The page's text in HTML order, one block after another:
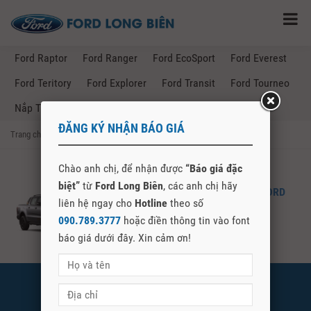
Ford Raptor Ford Ranger Ford EcoSport
Ford Everest
Ford Teritory
Ford Explorer Ford Transit
Ford Tourneo
Nắp Thùng Ford Ranger
Trang chủ Posts Tagged "giá lăn bánh ford ranger Đồng Tháp"
FORD RANGER – GIÁ LĂN BÁNH FORD
RANGER TẠI ĐỒNG THÁP
ĐĂNG KÝ NHẬN BÁO GIÁ
Chào anh chị, để nhận được “Báo giá đặc
biệt” từ Ford Long Biên, các anh chị hãy
liên hệ ngay cho Hotline theo số
090.789.3777 hoặc điền thông tin vào font
báo giá dưới đây. Xin cảm ơn!